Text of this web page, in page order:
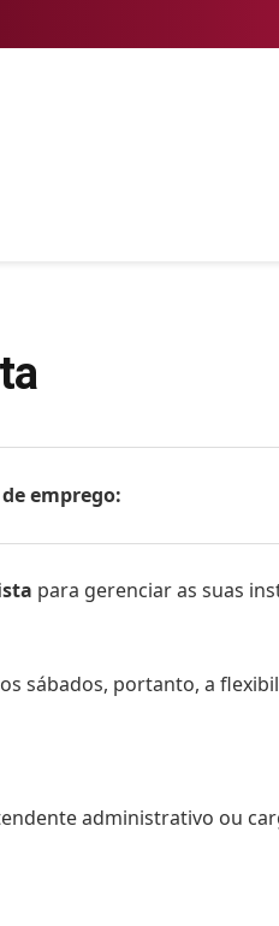
emprego:
para gerenciar as suas
sábados, portanto, a
administrativo ou